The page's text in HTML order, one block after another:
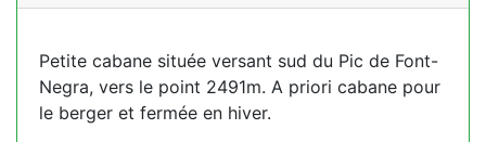
Petite cabane située versant sud du Pic de Font-
Negra, vers le point 2491m. A priori cabane pour
le berger et fermée en hiver.